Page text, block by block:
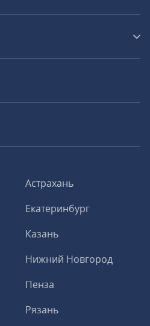
Астрахань
Екатеринбург
Казань
Нижний Новгород
Пенза
Рязань